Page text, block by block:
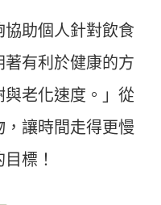
助個人針對飲食
有利於健康的方
與老化速度。」從
讓時間走得更慢
標！